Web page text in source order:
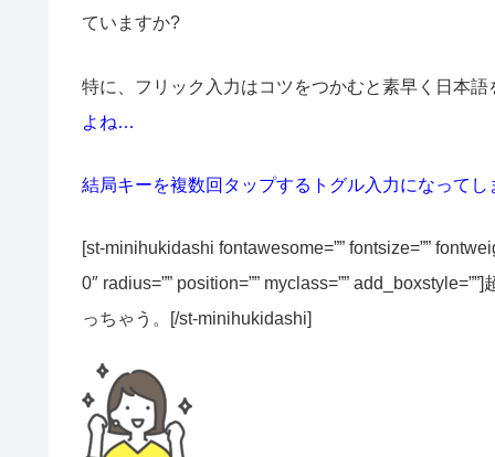
ていますか?
特に、フリック入力はコツをつかむと素早く日本
よね…
結局キーを複数回タップするトグル入力になって
[st-minihukidashi fontawesome=”” fontsize=””
0″ radius=”” position=”” myclass=””
っちゃう。[/st-minihukidashi]